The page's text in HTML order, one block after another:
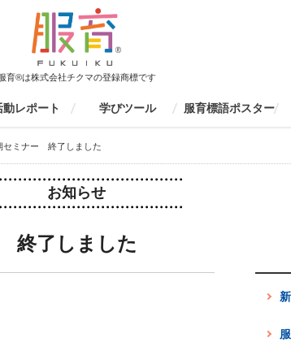
育®は株式会社チクマの登録商標です
ョン
動レポート
ート検索
イベント
での活動（生徒向け）
・研修センターでの活動
生向け）
者向け
研究会
他
学びツール
制服の一生を見てみよう
個人ワークツール
グループワークツール
ものづくりツール
動画ツール
服育四コマまんが
服育冊子・情報誌
服育標語ポスター
セミナー 終了しました
お知らせ
終了しました